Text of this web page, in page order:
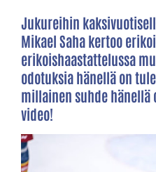
Jukureihin
Mikael Saha kertoo
erikoishaastattelussa
odotuksia hänellä on
millainen suhde hänellä
video!